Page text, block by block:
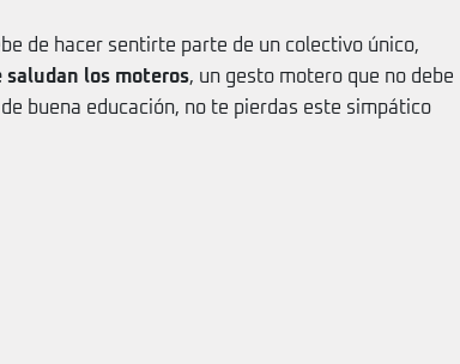
de hacer sentirte parte de un colectivo único,
saludan los moteros, un gesto motero que no debe
buena educación, no te pierdas este simpático